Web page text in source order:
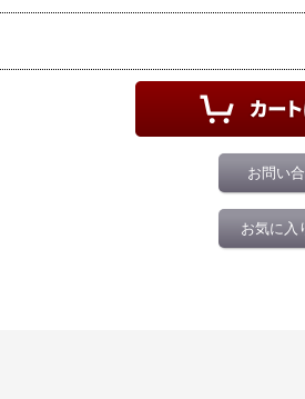
お問い
お気に入